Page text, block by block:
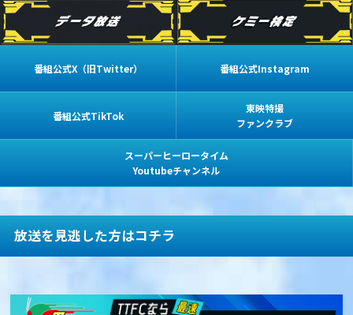
番組公式X（旧Twitter） 番組公式Instagram
番組公式TikTok
東映特撮
ファンクラブ
スーパーヒーロータイム
Youtubeチャンネル
放送を見逃した方はコチラ